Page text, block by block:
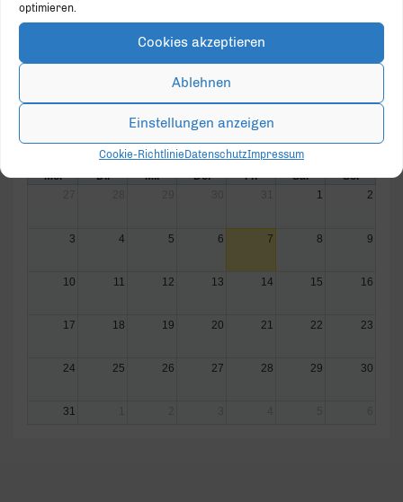
optimieren.
Cookies akzeptieren
Ablehnen
Einstellungen anzeigen
Cookie-RichtlinieDatenschutzImpressum
Heute Monat Woche Tag
August 2026
Mo. Di. Mi. Do. Fr. Sa.
So.
1 2
3 4 5 6 7 8 9
10 11 12 13 14 15 16
17 18 19 20 21 22 23
24 25 26 27 28 29 30
31